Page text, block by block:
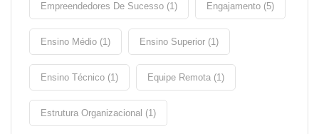
Empreendedores De Sucesso (1) Engajamento (5)
Ensino Médio (1) Ensino Superior (1)
Ensino Técnico (1) Equipe Remota (1)
Estrutura Organizacional (1)